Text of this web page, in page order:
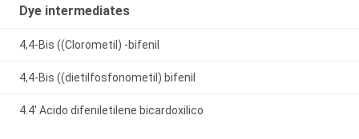
Dye intermediates
4,4-Bis ((Clorometil) -bifenil
4,4-Bis ((dietilfosfonometil) bifenil
4.4' Acido difeniletilene bicardoxilico